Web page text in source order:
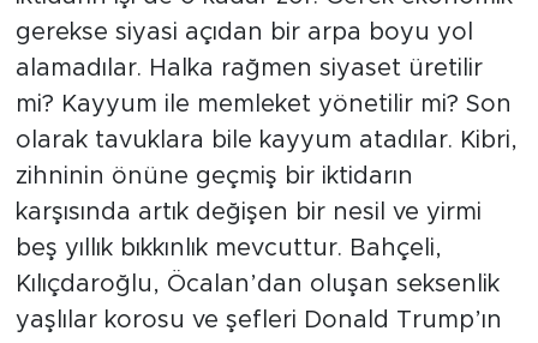
gerekse siyasi açıdan bir arpa boyu yol
alamadılar. Halka rağmen siyaset üretilir
mi? Kayyum ile memleket yönetilir mi? Son
olarak tavuklara bile kayyum atadılar. Kibri,
zihninin önüne geçmiş bir iktidarın
karşısında artık değişen bir nesil ve yirmi
beş yıllık bıkkınlık mevcuttur. Bahçeli,
Kılıçdaroğlu, Öcalan’dan oluşan seksenlik
yaşlılar korosu ve şefleri Donald Trump’ın